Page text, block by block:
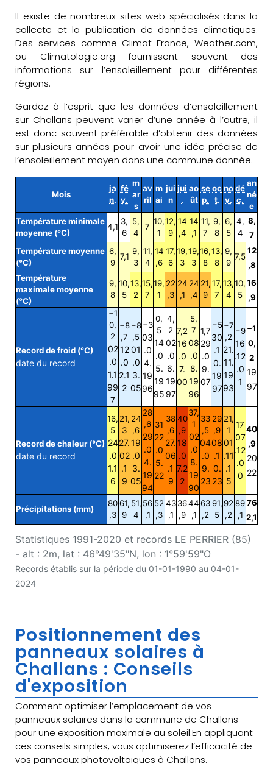
Il existe de nombreux sites web spécialisés dans la
collecte et la publication de données climatiques.
Des services comme Climat-France, Weather.com,
ou Climatologie.org fournissent souvent des
informations sur l’ensoleillement pour différentes
régions.
Gardez à l’esprit que les données d’ensoleillement
sur Challans peuvent varier d’une année à l’autre, il
est donc souvent préférable d’obtenir des données
sur plusieurs années pour avoir une idée précise de
l’ensoleillement moyen dans une commune donnée.
Statistiques 1991-2020 et records LE PERRIER (85)
- alt : 2m, lat : 46°49'35"N, lon : 1°59'59"O
Records établis sur la période du 01-01-1990 au 04-01-
2024
Mois
ja
n.
fé
v.
m
ar
s
av
ril
m
ai
jui
n
jui
.
ao
ût
se
p.
oc
t.
no
v.
dé
c.
an
né
e
Température minimale
moyenne (°C)
4,1
3,
6
5,
4
7
10,
1
12,
9
14
,4
14
,1
11,
7
9,
8
6,
5
4,
4
8,
7
Température moyenne
(°C)
6,
9
7,1
9,
3
11,
4
14
,6
17,
6
19,
3
19,
3
16,
8
13,
8
9,
9
7,5
12
,8
Température
maximale moyenne
(°C)
9,
8
10,
5
13,
2
15,
7
19,
1
22
,3
24
,1
24
,4
21,
9
17,
7
13,
4
10,
5
16
,9
Record de froid (°C)
date du record
−1
0,
2
02
.0
1.1
99
7
−8
,7
12
.0
2.1
2
−8
,5
01
.0
3.
05
−3
03
.0
4.
19
96
0,
5
14
.0
5.
19
95
4,
2
02
.0
6.
19
97
7,2
16
.0
7.
00
5,
7
08
.0
8.
19
96
1,7
29
.0
9.
07
−5
30
.1
0.
19
97
−7
,2
21.
11.
19
93
−9
16
.12
.0
1
−1
0,
2
19
97
Record de chaleur (°C)
date du record
16,
5
24
.0
1.1
6
21,
3
27.
02
.1
9
24
,6
19
.0
3.
05
28
,6
29
.0
4.
19
94
31
22
.0
5.
22
38
,6
27.
06
.1
9
40
,9
18
.0
7.2
2
37,
1
02
.0
8.
19
90
33
,5
04
.0
9.
23
29
,9
08
.1
0.
23
21,
1
01
.11
.1
5
17
07
.12
.0
0
40
,9
20
22
Précipitations (mm)
80
,3
61,
9
51,
4
56
,1
52
,3
43
,1
36
,9
44
,1
63
,2
91,
5
92
,2
89
,1
76
2,1
Positionnement des
panneaux solaires à
Challans : Conseils
d'exposition
Comment optimiser l’emplacement de vos
panneaux solaires dans la commune de Challans
pour une exposition maximale au soleil.En appliquant
ces conseils simples, vous optimiserez l’efficacité de
vos panneaux photovoltaïques à Challans.